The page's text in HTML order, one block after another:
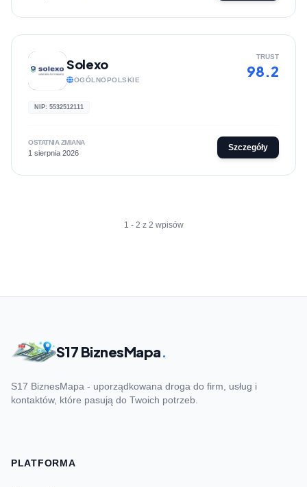
Solexo
OGÓLNOPOLSKIE
TRUST
98.2
NIP: 5532512111
OSTATNIA ZMIANA
1 sierpnia 2026
Szczegóły
1 - 2 z 2 wpisów
S17 BiznesMapa.
S17 BiznesMapa - uporządkowana droga do firm, usług i
kontaktów, które pasują do Twoich potrzeb.
PLATFORMA